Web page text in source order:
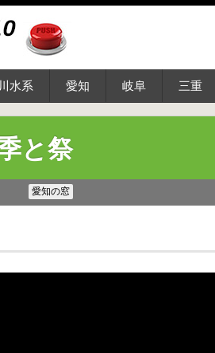
水系 愛知 岐阜 三重
と祭
愛知の窓